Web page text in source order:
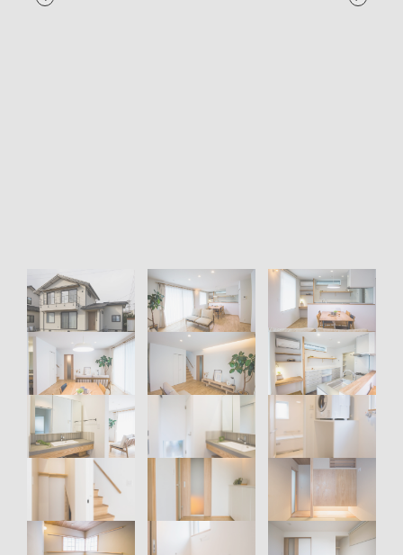
KIESの家のこだわり
KIESの家づくり
家づくりの流れ
通気断熱WB工法
EVENT・NEWS
お知らせ
イベント
土地情報
WORKS
新築
リフォーム
店舗
お客様の声
ABOUT
代表挨拶・会社概要
スタッフ紹介